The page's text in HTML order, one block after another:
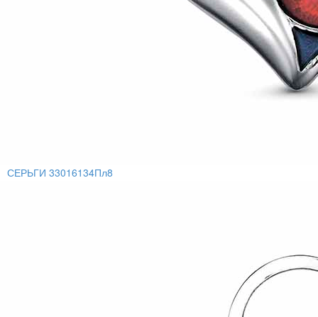
СЕРЬГИ 33016134Пл8